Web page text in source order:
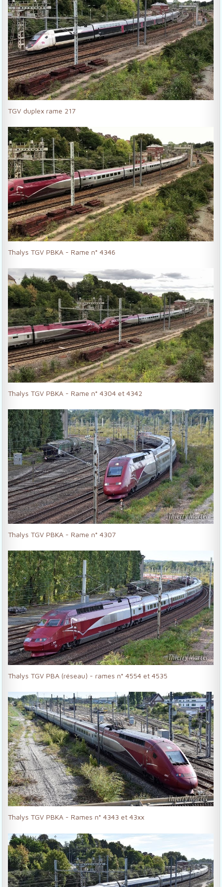
TGV duplex rame 217
Thalys TGV PBKA - Rame n° 4346
Thalys TGV PBKA - Rame n° 4304 et 4342
Thalys TGV PBKA - Rame n° 4307
Thalys TGV PBA (réseau) - rames n° 4554 et 4535
Thalys TGV PBKA - Rames n° 4343 et 43xx